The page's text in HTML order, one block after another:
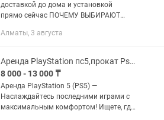
доставкой до дома и установкой
прямо сейчас ПОЧЕМУ ВЫБИРАЮТ
ассортимент консолей ПС5-8000 тыс
Пс4-5000 тыс...
Алматы, 3 августа
Аренда PlayStation пс5,прокат Ps5,аренда Плейстейшен прокат PLAYSTATION24/7
8 000 - 13 000 ₸
Аренда PlayStation 5 (PS5) —
Наслаждайтесь последними играми с
максимальным комфортом! Ищете, где